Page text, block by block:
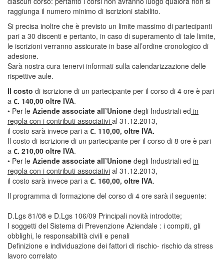
raggiunga il numero minimo di iscrizioni stabilito.
Si precisa inoltre che è previsto un limite massimo di partecipanti
pari a 30 discenti e pertanto, in caso di superamento di tale limite,
le iscrizioni verranno assicurate in base all’ordine cronologico di
adesione.
Sarà nostra cura tenervi informati sulla calendarizzazione delle
rispettive aule.
Il costo di iscrizione di un partecipante per il corso di 4 ore è pari
a €. 140,00 oltre IVA.
• Per le Aziende associate all’Unione degli Industriali ed in
regola con i contributi associativi al 31.12.2013,
il costo sarà invece pari a €. 110,00, oltre IVA.
Il costo di iscrizione di un partecipante per il corso di 8 ore è pari
a €. 210,00 oltre IVA.
• Per le Aziende associate all’Unione degli Industriali ed in
regola con i contributi associativi al 31.12.2013,
il costo sarà invece pari a €. 160,00, oltre IVA.
Il programma di formazione del corso di 4 ore sarà il seguente:
D.Lgs 81/08 e D.Lgs 106/09 Principali novità introdotte;
I soggetti del Sistema di Prevenzione Aziendale : i compiti, gli
obblighi, le responsabilità civili e penali
Definizione e individuazione dei fattori di rischio- rischio da stress
lavoro correlato